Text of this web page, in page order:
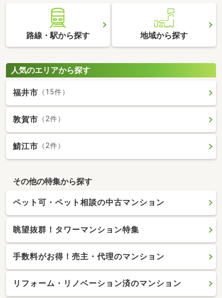
路線・駅から探す 地域から探す
人気のエリアから探す
福井市 （15件）
敦賀市 （2件）
鯖江市 （2件）
その他の特集から探す
ペット可・ペット相談の中古マンション
眺望抜群！タワーマンション特集
手数料がお得！売主・代理のマンション
リフォーム・リノベーション済のマンション